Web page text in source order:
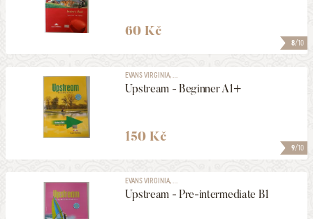
8/10
60 Kč
9/10
EVANS VIRGINIA, ...
Upstream - Beginner A1+
150 Kč
EVANS VIRGINIA, ...
Upstream - Pre-intermediate B1